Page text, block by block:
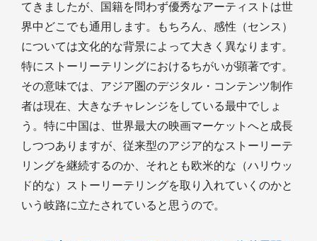
てきましたが、国籍を問わず優秀なアーティストは世
界中どこでも通用します。もちろん、感性（センス）
については文化的な背景によって大きく異なります。
特にストーリーテリングにおけるちがいが顕著です。
その意味では、アジア圏のデジタル・コンテンツ制作
者は現在、大きなチャレンジをしている最中でしょ
う。特に中国は、世界最大の映画マーケットへと成長
しつつありますが、従来型のアジア的なストーリーテ
リングを継続するのか、それとも欧米的な（ハリウッ
ド的な）ストーリーテリングを取り入れていくのかと
いう岐路に立たされていると思うので。